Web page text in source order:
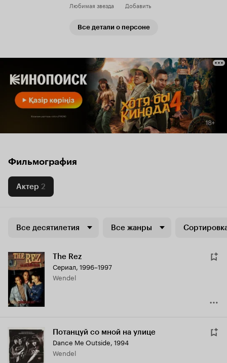
Любимая звезда Добавить
Все детали о персоне
Фильмография
Актер 2
Все десятилетия Все жанры
The Rez
Сериал, 1996–1997
Wendel
Потанцуй со мной на улице
Dance Me Outside, 1994
Wendel